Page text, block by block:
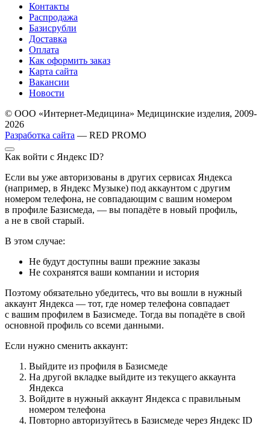
Контакты
Распродажа
Базисрубли
Доставка
Оплата
Как оформить заказ
Карта сайта
Вакансии
Новости
© ООО «Интернет-Медицина» Медицинские изделия, 2009-
2026
Разработка сайта — RED PROMO
Как войти с Яндекс ID?
Если вы уже авторизованы в других сервисах Яндекса
(например, в Яндекс Музыке) под аккаунтом с другим
номером телефона, не совпадающим с вашим номером
в профиле Базисмеда, — вы попадёте в новый профиль,
а не в свой старый.
В этом случае:
Не будут доступны ваши прежние заказы
Не сохранятся ваши компании и история
Поэтому обязательно убедитесь, что вы вошли в нужный
аккаунт Яндекса — тот, где номер телефона совпадает
с вашим профилем в Базисмеде. Тогда вы попадёте в свой
основной профиль со всеми данными.
Если нужно сменить аккаунт:
Выйдите из профиля в Базисмеде
На другой вкладке выйдите из текущего аккаунта
Яндекса
Войдите в нужный аккаунт Яндекса с правильным
номером телефона
Повторно авторизуйтесь в Базисмеде через Яндекс ID